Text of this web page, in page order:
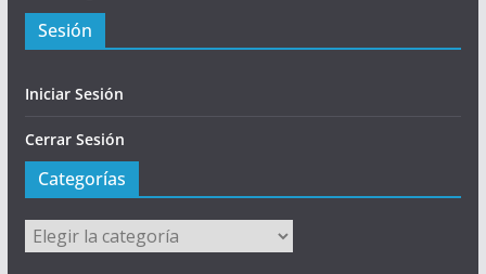
Sesión
Iniciar Sesión
Cerrar Sesión
Categorías
Categorías